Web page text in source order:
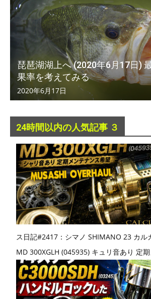
琵琶湖湖上へ (2020年6月17日)
果率を考えてみる
2020年6月17日
24時間以内の人気記事 ３
ス日記#2417：シマノ SHIMANO 23 カル
MD 300XGLH (045935) キュリ音あり 定